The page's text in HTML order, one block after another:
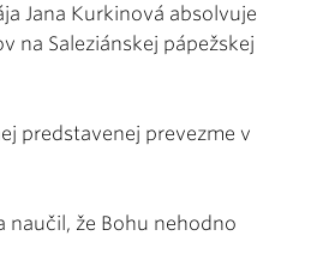
Jana Kurkinová absolvuje
na Saleziánskej pápežskej
predstavenej prevezme v
naučil, že Bohu nehodno